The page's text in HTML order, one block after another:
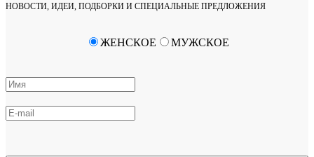
НОВОСТИ, ИДЕИ, ПОДБОРКИ И СПЕЦИАЛЬНЫЕ ПРЕДЛОЖЕНИЯ
ЖЕНСКОЕ МУЖСКОЕ